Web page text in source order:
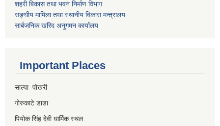
शहरी बिकास तथा भवन निर्माण विभाग
सङ्घीय मामिला तथा स्थानीय विकास मन्त्रालय
सार्बजनिक खरिद अनुगमन कार्यालय
Important Places
साल्पा पोखरी
गोरुकाटे डाडा
पियोक सिंह देवी धार्मिक स्थल